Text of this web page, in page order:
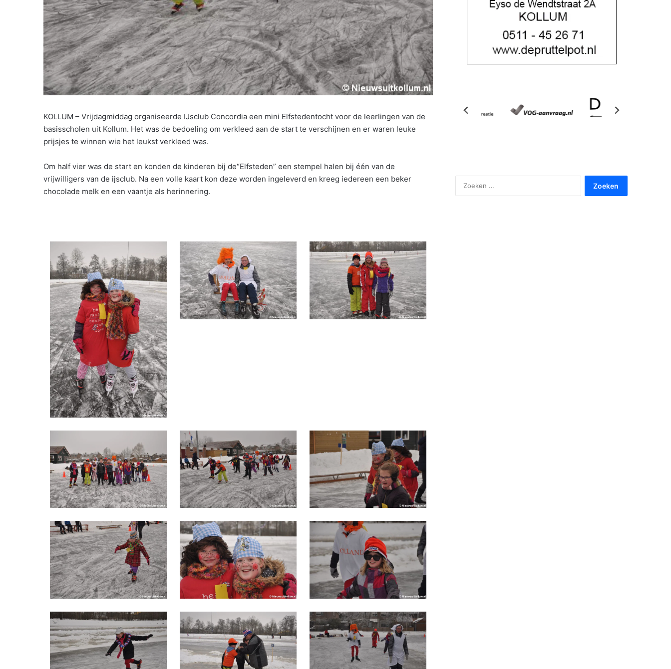
KOLLUM – Vrijdagmiddag organiseerde IJsclub Concordia een mini Elfstedentocht voor de leerlingen van de
basisscholen uit Kollum. Het was de bedoeling om verkleed aan de start te verschijnen en er waren leuke
prijsjes te winnen wie het leukst verkleed was.
Om half vier was de start en konden de kinderen bij de“Elfsteden” een stempel halen bij één van de
vrijwilligers van de ijsclub. Na een volle kaart kon deze worden ingeleverd en kreeg iedereen een beker
chocolade melk en een vaantje als herinnering.
naar: